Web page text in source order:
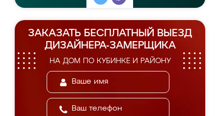
ЗАКАЗАТЬ БЕСПЛАТНЫЙ ВЫЕЗД
ДИЗАЙНЕРА-ЗАМЕРЩИКА
НА ДОМ ПО КУБИНКЕ И РАЙОНУ